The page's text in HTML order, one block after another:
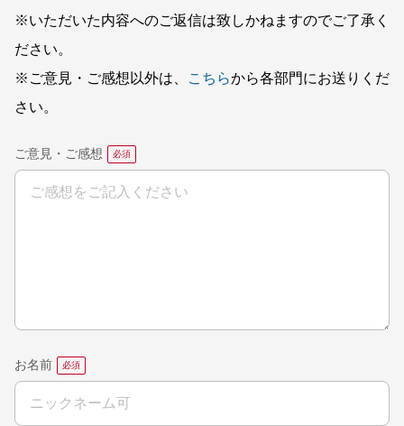
※いただいた内容へのご返信は致しかねますのでご了承く
ださい。
※ご意見・ご感想以外は、
こちらから各部門にお送りくだ
さい。
ご意見・ご感想
お名前